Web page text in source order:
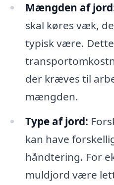
Mængden af
skal køres væk,
typisk være.
der kræves til
mængden.
Type af jord:
kan have
håndtering. For
muldjord være